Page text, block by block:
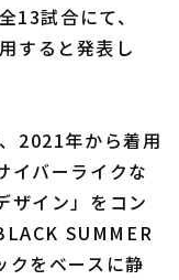
試合にて、
すると発表し
2021年から着用
イバーライクな
ザイン」をコン
SUMMER
クをベースに静